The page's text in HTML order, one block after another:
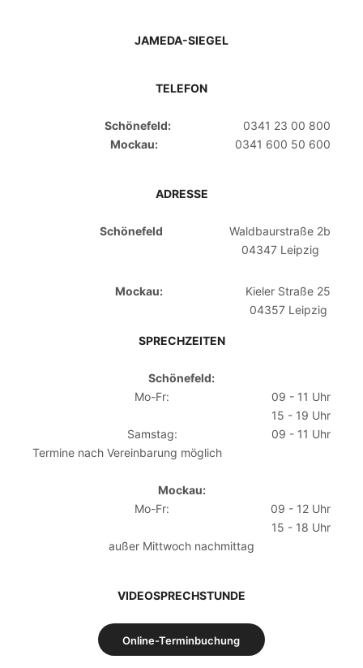
JAMEDA-SIEGEL
TELEFON
Schönefeld:
0341 23 00 800
Mockau:
0341 600 50 600
ADRESSE
Schönefeld
Waldbaurstraße 2b
04347 Leipzig
Mockau:
Kieler Straße 25
04357 Leipzig
SPRECHZEITEN
Schönefeld:
Mo-Fr:
09 - 11 Uhr
15 - 19 Uhr
Samstag:
09 - 11 Uhr
Termine nach Vereinbarung möglich
Mockau:
Mo-Fr:
09 - 12 Uhr
15 - 18 Uhr
außer Mittwoch nachmittag
VIDEOSPRECHSTUNDE
Online-Terminbuchung